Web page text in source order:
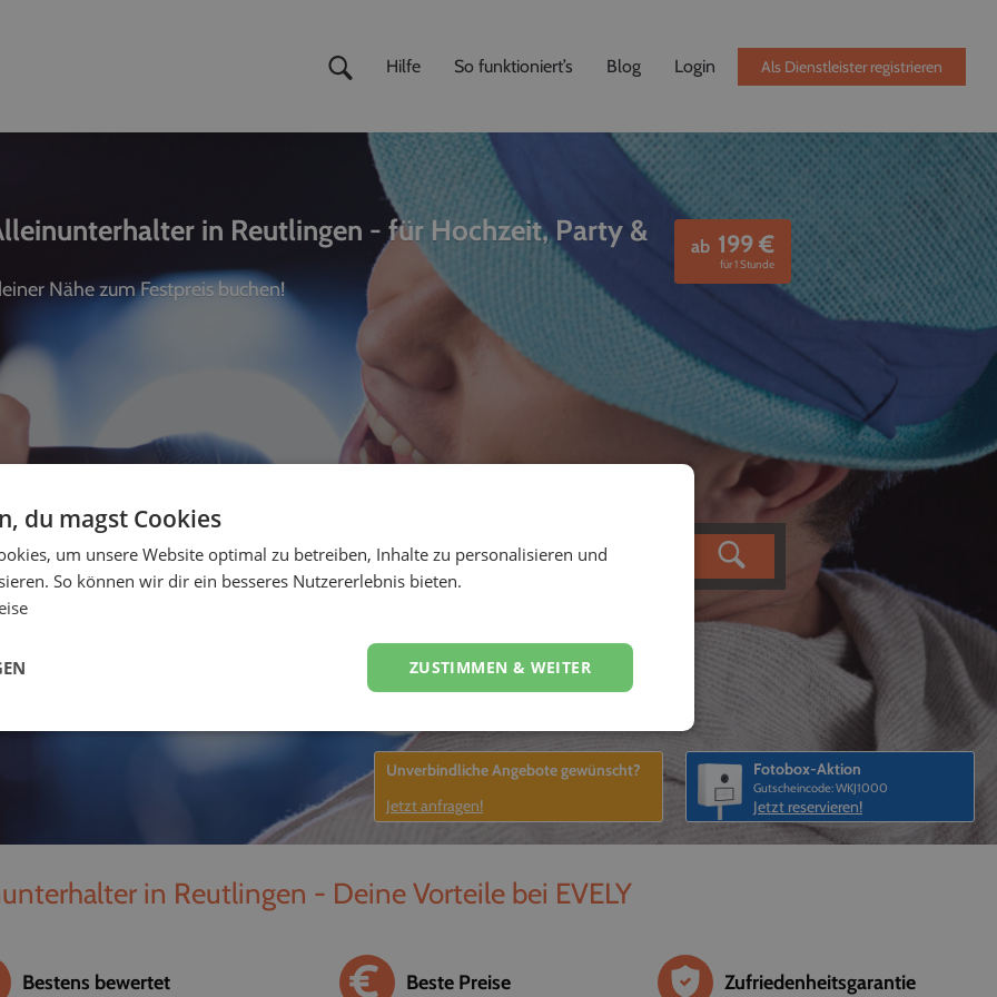
Hilfe So funktioniert’s Blog Login Als Dienstleister registrieren
in Reutlingen - für Hochzeit, Party &
Nähe zum Festpreis buchen!
ab 199€
für 1 Stunde
Sänger
-
Fotobox-Aktion
Gutscheincode: WKJ1000
Jetzt reservieren!
Unverbindliche Angebote gewünscht?
Jetzt anfragen!
in Reutlingen - Deine Vorteile bei EVELY
Bestens bewertet Beste Preise Zufriedenheitsgarantie
du magst Cookies
um unsere Website optimal zu betreiben, Inhalte zu personalisieren und
So können wir dir ein besseres Nutzererlebnis bieten.
ZUSTIMMEN & WEITER